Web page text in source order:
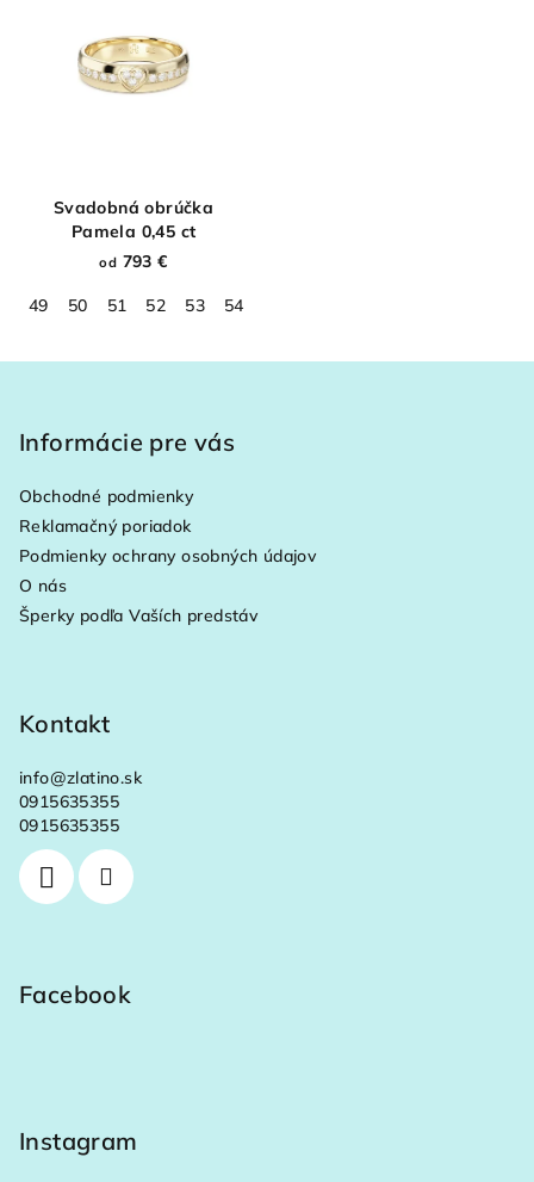
Svadobná obrúčka
Pamela 0,45 ct
od 793 €
49 50 51 52 53 54
Informácie pre vás
Obchodné podmienky
Reklamačný poriadok
Podmienky ochrany osobných údajov
O nás
Šperky podľa Vaších predstáv
Kontakt
info@zlatino.sk
0915635355
0915635355
Facebook
Instagram